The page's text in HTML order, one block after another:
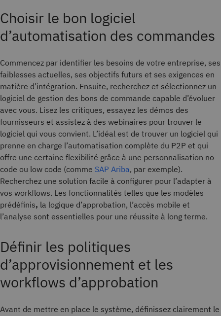
Choisir le bon logiciel
d’automatisation des commandes
Commencez par identifier les besoins de votre entreprise, ses
faiblesses actuelles, ses objectifs futurs et ses exigences en
matière d’intégration. Ensuite, recherchez et sélectionnez un
logiciel de gestion des bons de commande capable d’évoluer
avec vous. Lisez les critiques, essayez les démos des
fournisseurs et assistez à des webinaires pour trouver le
logiciel qui vous convient. L’idéal est de trouver un logiciel qui
prenne en charge l’automatisation complète du P2P et qui
offre une certaine flexibilité grâce à une personnalisation no-
code ou low code (comme SAP Ariba, par exemple).
Recherchez une solution facile à configurer pour l’adapter à
vos workflows. Les fonctionnalités telles que les modèles
prédéfinis, la logique d’approbation, l’accès mobile et
l’analyse sont essentielles pour une réussite à long terme.
Définir les politiques
d’approvisionnement et les
workflows d’approbation
Avant de mettre en place le système, définissez clairement le